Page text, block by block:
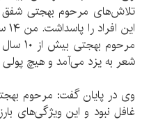
تلاش‌های مرحوم بهجتی شفق
مرحوم
شعر به یزد می‌آمد و هیچ پولی
وی در پایان گفت: مرحوم
غافل نبود و این ویژگی‌های